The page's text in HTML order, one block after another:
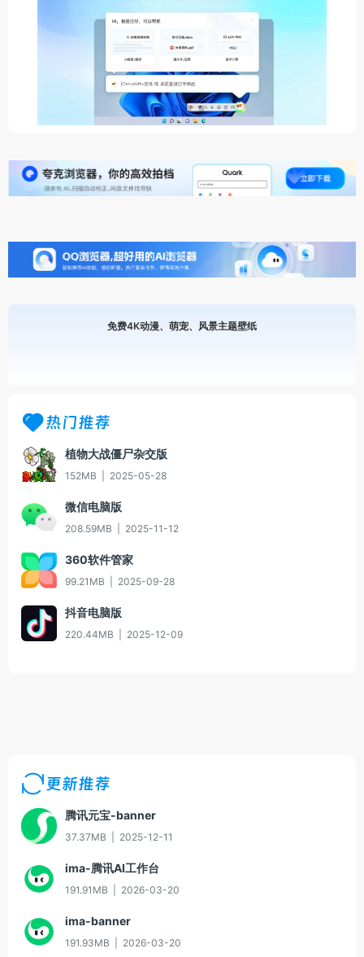
免费4K动漫、萌宠、风景主题壁纸
热门推荐
植物大战僵尸杂交版
152MB 2025-05-28
微信电脑版
208.59MB 2025-11-12
360软件管家
99.21MB 2025-09-28
抖音电脑版
220.44MB 2025-12-09
更新推荐
腾讯元宝-banner
37.37MB 2025-12-11
ima-腾讯AI工作台
191.91MB 2026-03-20
ima-banner
191.93MB 2026-03-20